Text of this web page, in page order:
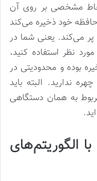
مشخصی بر روی آن
خود ذخیره می‌کند
پر می‌کند. یعنی شما در
نظر استفاده کنید،
بوده و محدودیتی در
ندارید. البته باید
به همان دستگاهی
الگوریتم‌های